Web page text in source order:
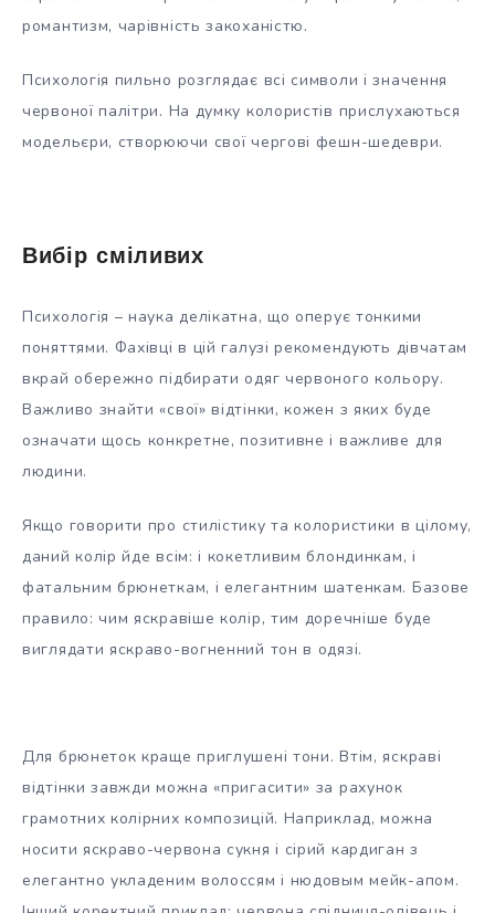
романтизм, чарівність закоханістю.
Психологія пильно розглядає всі символи і значення
червоної палітри. На думку колористів прислухаються
модельєри, створюючи свої чергові фешн-шедеври.
Вибір сміливих
Психологія – наука делікатна, що оперує тонкими
поняттями. Фахівці в цій галузі рекомендують дівчатам
вкрай обережно підбирати одяг червоного кольору.
Важливо знайти «свої» відтінки, кожен з яких буде
означати щось конкретне, позитивне і важливе для
людини.
Якщо говорити про стилістику та колористики в цілому,
даний колір йде всім: і кокетливим блондинкам, і
фатальним брюнеткам, і елегантним шатенкам. Базове
правило: чим яскравіше колір, тим доречніше буде
виглядати яскраво-вогненний тон в одязі.
Для брюнеток краще приглушені тони. Втім, яскраві
відтінки завжди можна «пригасити» за рахунок
грамотних колірних композицій. Наприклад, можна
носити яскраво-червона сукня і сірий кардиган з
елегантно укладеним волоссям і нюдовым мейк-апом.